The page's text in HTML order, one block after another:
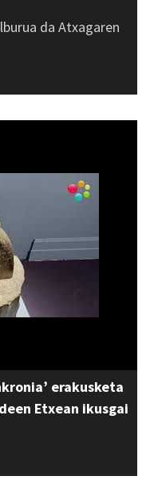
da Atxagaren
erakusketa
Etxean ikusgai